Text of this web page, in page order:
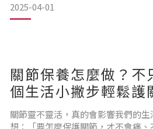
山竹，有助於強化身體防禦力、減少
肌膚恢復穩定與健康。
在環境造成，有些則是
2025-04-01
關節保養怎麼做？不
個生活小撇步輕鬆護
關節靈不靈活，真的會影響我們的
想：「要怎麼保護關節，才不會痛